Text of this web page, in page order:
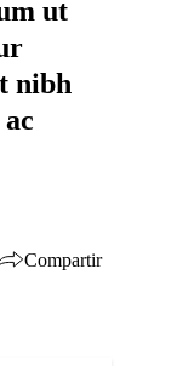
ut
nibh
Compartir